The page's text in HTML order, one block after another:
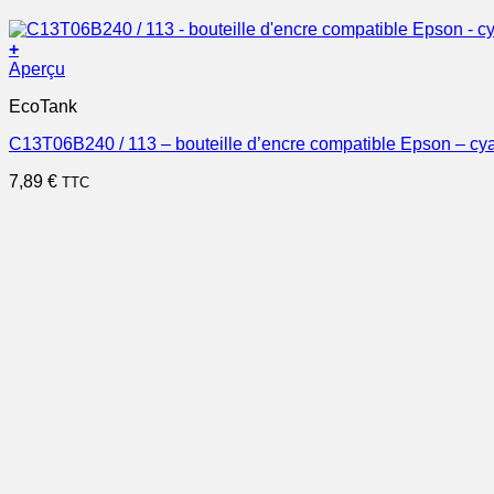
+
Aperçu
EcoTank
C13T06B240 / 113 – bouteille d’encre compatible Epson –
7,89 € TTC